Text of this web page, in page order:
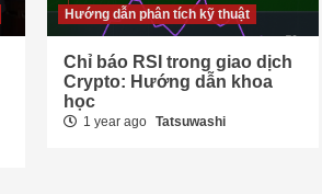
Hướng dẫn phân tích kỹ thuật
Chỉ báo RSI trong giao dịch
Crypto: Hướng dẫn khoa
học
1 year ago Tatsuwashi